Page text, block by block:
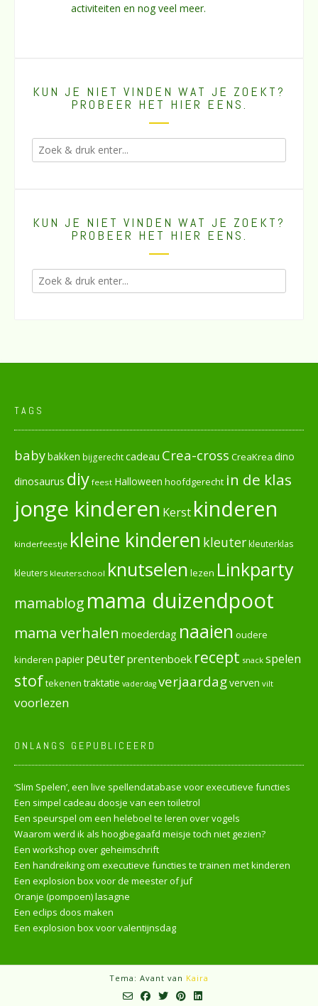
activiteiten en nog veel meer.
KUN JE NIET VINDEN WAT JE ZOEKT?
PROBEER HET HIER EENS.
KUN JE NIET VINDEN WAT JE ZOEKT?
PROBEER HET HIER EENS.
TAGS
babybakken bijgerechtcadeau Crea-cross CreaKrea dino
dinosaurus diy feest Halloween hoofdgerecht in de klas
jonge kinderen Kerst kinderen
kinderfeestje kleine kinderen kleuterkleuterklas
kleuters kleuterschool knutselen lezen Linkparty
mamablog mama duizendpoot
mama verhalen moederdag naaien oudere
kinderen papier peuterprentenboek recept snack spelen
stoftekenen traktatie vaderdag verjaardagverven vilt
voorlezen
ONLANGS GEPUBLICEERD
‘Slim Spelen’, een live spellendatabase voor executieve functies
Een simpel cadeau doosje van een toiletrol
Een speurspel om een heleboel te leren over vogels
Waarom werd ik als hoogbegaafd meisje toch niet gezien?
Een workshop over geheimschrift
Een handreiking om executieve functies te trainen met kinderen
Een explosion box voor de meester of juf
Oranje (pompoen) lasagne
Een eclips doos maken
Een explosion box voor valentijnsdag
Tema: Avant van Kaira